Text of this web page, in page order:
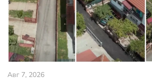
Авг 7, 2026